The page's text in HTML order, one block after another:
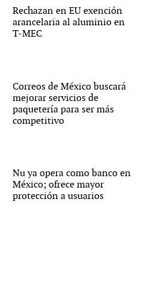
Rechazan en EU exención
arancelaria al aluminio en
T-MEC
Correos de México buscará
mejorar servicios de
paquetería para ser más
competitivo
Nu ya opera como banco en
México; ofrece mayor
protección a usuarios